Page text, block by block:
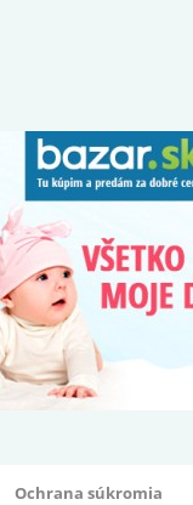
Ochrana súkromia